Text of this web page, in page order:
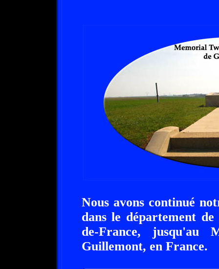
Nous avons continué
dans le département
de-France, jusqu'au
Guillemont, en France.